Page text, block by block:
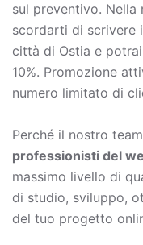
sul preventivo. Nella
scordarti di scrivere
città di Ostia e
10%. Promozione
numero limitato di
Perché il nostro
professionisti del
massimo livello di
di studio, sviluppo,
del tuo progetto